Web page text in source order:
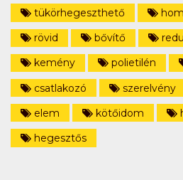
tükörhegeszthető
rövid
bővítő
kemény
polietilén
csatlakozó
szerelvény
elem
kötőidom
hegesztős